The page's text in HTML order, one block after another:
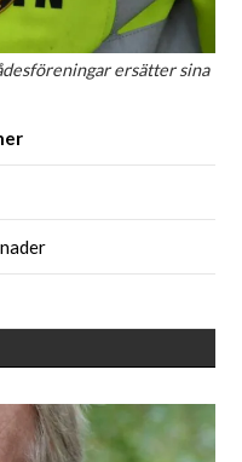
ersätter sina